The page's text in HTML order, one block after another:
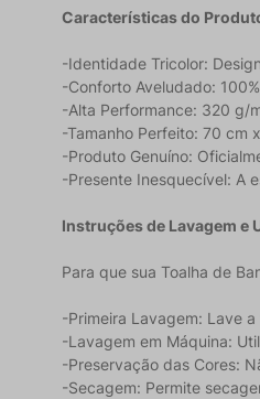
Características do
-Identidade Tricolor:
-Conforto Aveludado:
-Alta Performance: 320 g/
-Tamanho Perfeito: 70 cm
-Produto Genuíno:
-Presente Inesquecível: A
Instruções de Lavagem e
Para que sua Toalha de
-Primeira Lavagem: Lave
-Lavagem em Máquina:
-Preservação das Cores:
-Secagem: Permite